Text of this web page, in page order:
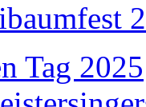
Tag 2025